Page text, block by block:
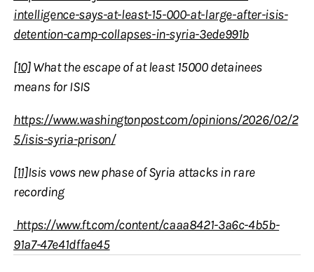
intelligence-says-at-least-15-000-at-large-after-isis-
detention-camp-collapses-in-syria-3ede991b
[10]What the escape of at least 15000 detainees
means for ISIS
https://www.washingtonpost.com/opinions/2026/02/2
5/isis-syria-prison/
[11]Isis vows new phase of Syria attacks in rare
recording
https://www.ft.com/content/caaa8421-3a6c-4b5b-
91a7-47e41dffae45